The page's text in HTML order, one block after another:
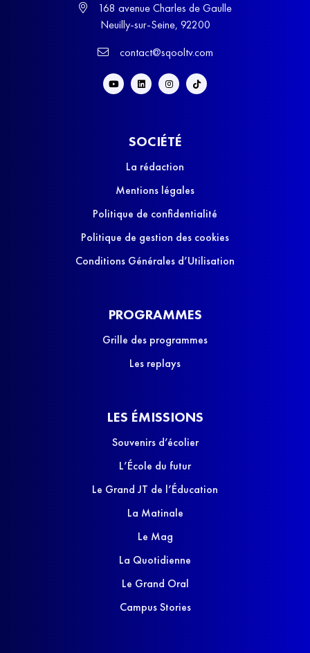
168 avenue Charles de Gaulle
Neuilly-sur-Seine, 92200
contact@sqooltv.com
SOCIÉTÉ
La rédaction
Mentions légales
Politique de confidentialité
Politique de gestion des cookies
Conditions Générales d’Utilisation
PROGRAMMES
Grille des programmes
Les replays
LES ÉMISSIONS
Souvenirs d’écolier
L’École du futur
Le Grand JT de l’Éducation
La Matinale
Le Mag
La Quotidienne
Le Grand Oral
Campus Stories